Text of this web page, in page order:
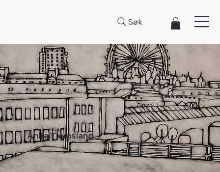
Søk
Anita Tjemsland